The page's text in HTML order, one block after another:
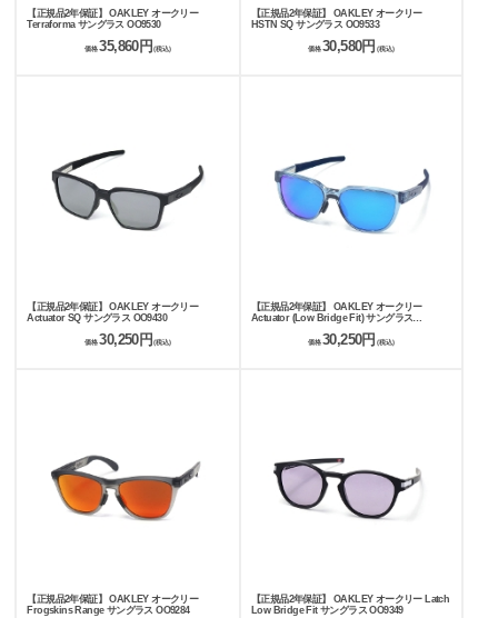
【正規品2年保証】 OAKLEY オークリー
Terraforma サングラス OO9530
価格 35,860円 (税込)
【正規品2年保証】 OAKLEY オークリー
HSTN SQ サングラス OO9533
価格30,580円 (税込)
【正規品2年保証】 OAKLEY オークリー
Actuator SQ サングラス OO9430
価格 30,250円(税込)
【正規品2年保証】 OAKLEY オークリー
Actuator (Low Bridge Fit) サングラス
価格30,250円 (税込)
【正規品2年保証】 OAKLEY オークリー
Frogskins Range サングラス OO9284
【正規品2年保証】 OAKLEY オークリー Latch
Low Bridge Fit サングラス OO9349